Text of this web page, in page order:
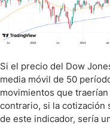
Si el precio del Dow
media móvil de 50
movimientos que
contrario, si la cotización
de este indicador, sería